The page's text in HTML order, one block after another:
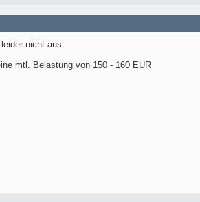
nicht aus.
mtl. Belastung von 150 - 160 EUR